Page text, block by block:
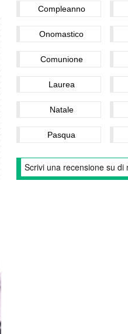
Compleanno
Onomastico
Comunione
Laurea
Natale
Pasqua